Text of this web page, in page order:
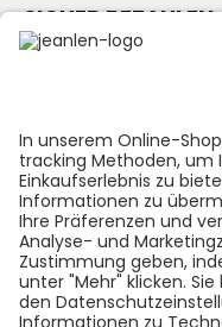
SICHER BEZAHLEN